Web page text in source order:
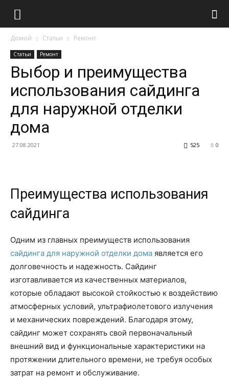
Домой Статьи Ремонт
Статьи Ремонт
Выбор и преимущества
использования сайдинга
для наружной отделки
дома
27.08.2021 0
525
Преимущества использования
сайдинга
Одним из главных преимуществ использования
сайдинга для наружной отделки дома является его
долговечность и надежность. Сайдинг
изготавливается из качественных материалов,
которые обладают высокой стойкостью к воздействию
атмосферных условий, ультрафиолетового излучения
и механических повреждений. Благодаря этому,
сайдинг может сохранять свой первоначальный
внешний вид и функциональные характеристики на
протяжении длительного времени, не требуя особых
затрат на ремонт и обслуживание.